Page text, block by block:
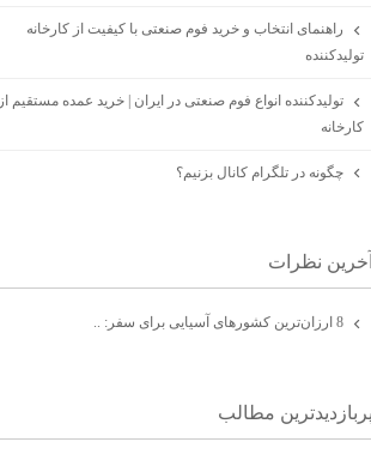
راهنمای انتخاب و خرید فوم صنعتی با کیفیت از کارخانه
تولیدکننده
تولیدکننده انواع فوم صنعتی در ایران | خرید عمده مستقیم از
کارخانه
چگونه در تلگرام کانال بزنیم؟
نظرات
8 ارزان‌ترین کشورهای آسیایی برای سفر: ..
مطالب